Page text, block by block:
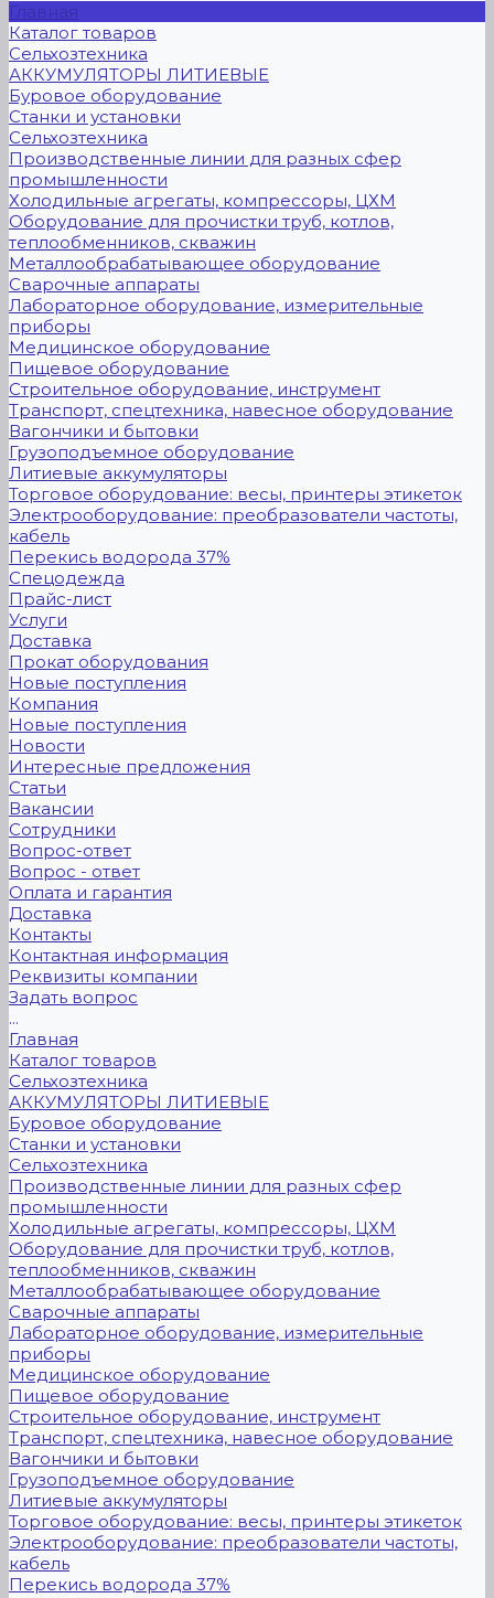
Главная
Каталог товаров
Сельхозтехника
АККУМУЛЯТОРЫ ЛИТИЕВЫЕ
Буровое оборудование
Станки и установки
Сельхозтехника
Производственные линии для разных сфер
промышленности
Холодильные агрегаты, компрессоры, ЦХМ
Оборудование для прочистки труб, котлов,
теплообменников, скважин
Металлообрабатывающее оборудование
Сварочные аппараты
Лабораторное оборудование, измерительные
приборы
Медицинское оборудование
Пищевое оборудование
Строительное оборудование, инструмент
Транспорт, спецтехника, навесное оборудование
Вагончики и бытовки
Грузоподъемное оборудование
Литиевые аккумуляторы
Торговое оборудование: весы, принтеры этикеток
Электрооборудование: преобразователи частоты,
кабель
Перекись водорода 37%
Спецодежда
Прайс-лист
Услуги
Доставка
Прокат оборудования
Новые поступления
Компания
Новые поступления
Новости
Интересные предложения
Статьи
Вакансии
Сотрудники
Вопрос-ответ
Вопрос - ответ
Оплата и гарантия
Доставка
Контакты
Контактная информация
Реквизиты компании
Задать вопрос
...
Главная
Каталог товаров
Сельхозтехника
АККУМУЛЯТОРЫ ЛИТИЕВЫЕ
Буровое оборудование
Станки и установки
Сельхозтехника
Производственные линии для разных сфер
промышленности
Холодильные агрегаты, компрессоры, ЦХМ
Оборудование для прочистки труб, котлов,
теплообменников, скважин
Металлообрабатывающее оборудование
Сварочные аппараты
Лабораторное оборудование, измерительные
приборы
Медицинское оборудование
Пищевое оборудование
Строительное оборудование, инструмент
Транспорт, спецтехника, навесное оборудование
Вагончики и бытовки
Грузоподъемное оборудование
Литиевые аккумуляторы
Торговое оборудование: весы, принтеры этикеток
Электрооборудование: преобразователи частоты,
кабель
Перекись водорода 37%